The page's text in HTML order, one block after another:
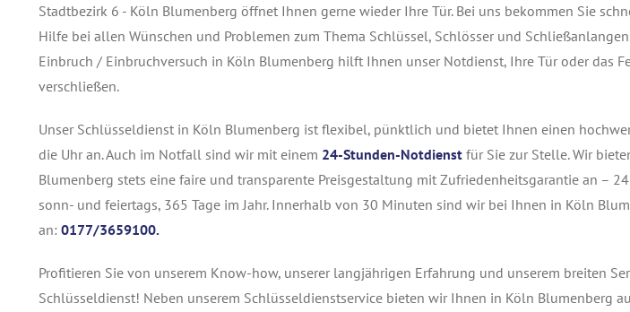
Stadtbezirk 6 - Köln Blumenberg öffnet Ihnen gerne wieder Ihre Tür. Bei uns bekommen Sie
Hilfe bei allen Wünschen und Problemen zum Thema Schlüssel, Schlösser und
Einbruch / Einbruchversuch in Köln Blumenberg hilft Ihnen unser Notdienst, Ihre Tür oder das
verschließen.
Unser Schlüsseldienst in Köln Blumenberg ist flexibel, pünktlich und bietet Ihnen einen
die Uhr an. Auch im Notfall sind wir mit einem 24-Stunden-Notdienst für Sie zur Stelle. Wir
Blumenberg stets eine faire und transparente Preisgestaltung mit Zufriedenheitsgarantie an –
sonn- und feiertags, 365 Tage im Jahr. Innerhalb von 30 Minuten sind wir bei Ihnen in Köln
an: 0177/3659100.
Profitieren Sie von unserem Know-how, unserer langjährigen Erfahrung und unserem breiten
Schlüsseldienst! Neben unserem Schlüsseldienstservice bieten wir Ihnen in Köln Blumenberg